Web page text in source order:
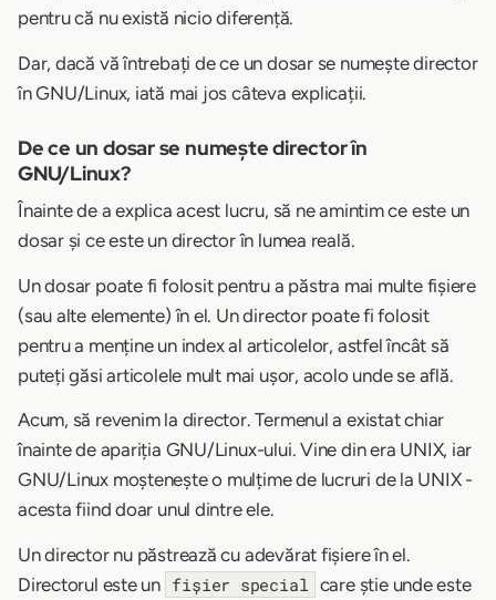
pentru că nu există nicio diferență.
Dar, dacă vă întrebați de ce un dosar se numește director
în GNU/Linux, iată mai jos câteva explicații.
De ce un dosar se numește director în
GNU/Linux?
Înainte de a explica acest lucru, să ne amintim ce este un
dosar și ce este un director în lumea reală.
Un dosar poate fi folosit pentru a păstra mai multe fișiere
(sau alte elemente) în el. Un director poate fi folosit
pentru a menține un index al articolelor, astfel încât să
puteți găsi articolele mult mai ușor, acolo unde se află.
Acum, să revenim la director. Termenul a existat chiar
înainte de apariția GNU/Linux-ului. Vine din era UNIX, iar
GNU/Linux moștenește o mulțime de lucruri de la UNIX -
acesta fiind doar unul dintre ele.
Un director nu păstrează cu adevărat fișiere în el.
Directorul este un fișier special care știe unde este